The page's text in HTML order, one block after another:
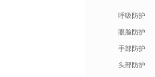
呼吸防护
眼脸防护
手部防护
头部防护